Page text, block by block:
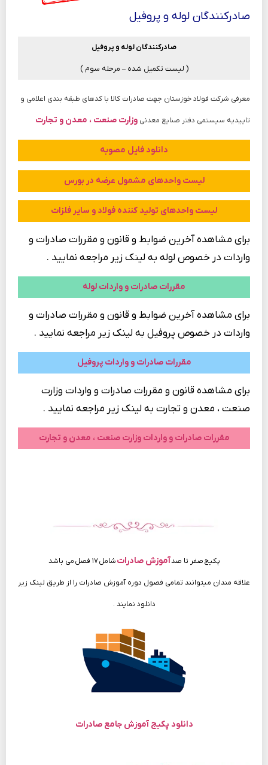
صادرکنندگان لوله و پروفیل
صادرکنندگان لوله و پروفیل
( لیست تکمیل شده – مرحله سوم )
معرفی شرکت فولاد خوزستان جهت صادرات کالا با کدهای طبقه بندی اعلامی و
تاییدیه سیستمی دفتر صنایع معدنی وزارت صنعت ، معدن و تجارت
دانلود فایل مصوبه
لیست واحدهای مشمول عرضه در بورس
لیست واحدهای تولید کننده فولاد و سایر فلزات
برای مشاهده آخرین ضوابط و قانون و مقررات صادرات و
واردات در خصوص لوله به لینک زیر مراجعه نمایید .
مقررات صادرات و واردات لوله
برای مشاهده آخرین ضوابط و قانون و مقررات صادرات و
واردات در خصوص پروفیل به لینک زیر مراجعه نمایید .
مقررات صادرات و واردات پروفیل
برای مشاهده قانون و مقررات صادرات و واردات وزارت
صنعت ، معدن و تجارت به لینک زیر مراجعه نمایید .
مقررات صادرات و واردات وزارت صنعت ، معدن و تجارت
پکیج صفر تا صدآموزش صادراتشامل ۱۷ فصل می باشد
علاقه مندان میتوانند تمامی فصول دوره آموزش صادرات را از طریق لینک زیر
دانلود نمایند .
دانلود پکیج آموزش جامع صادرات